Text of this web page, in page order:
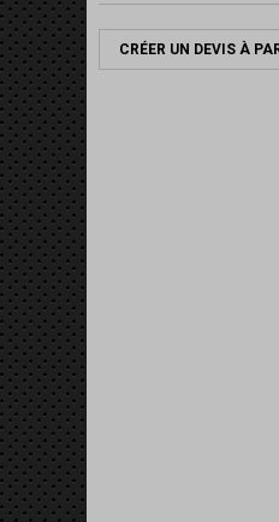
CRÉER UN DEVIS À